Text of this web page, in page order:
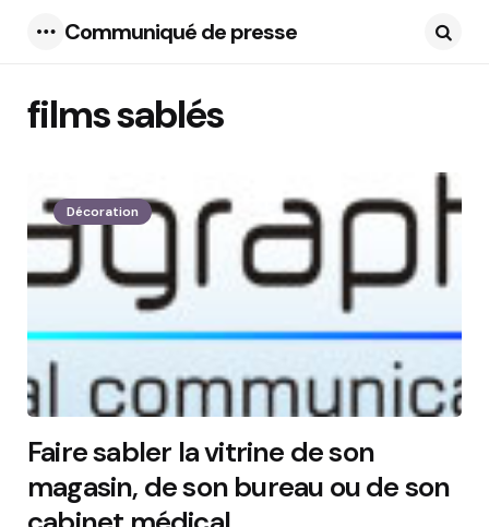
Communiqué de presse
films sablés
Décoration
Faire sabler la vitrine de son
magasin, de son bureau ou de son